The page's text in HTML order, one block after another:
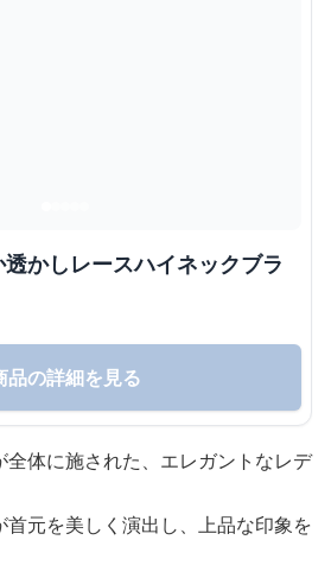
かしレースハイネックブラ
品の詳細を見る
体に施された、エレガントなレデ
元を美しく演出し、上品な印象を